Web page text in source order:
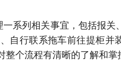
系列相关事宜，包括报关
自行联系拖车前往提柜并
个流程有清晰的了解和掌